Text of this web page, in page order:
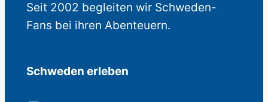
Seit 2002 begleiten wir Schweden-
Fans bei ihren Abenteuern.
Schweden erleben